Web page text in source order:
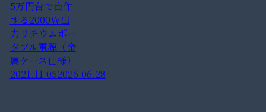
5万円台で自作
する2000W出
力リチウムポー
タブル電源（金
属ケース仕様）
2021.11.052026.06.28